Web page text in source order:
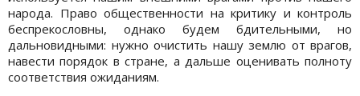
народа. Право общественности на критику и контроль
беспрекословны, однако будем бдительными, но
дальновидными: нужно очистить нашу землю от врагов,
навести порядок в стране, а дальше оценивать полноту
соответствия ожиданиям.